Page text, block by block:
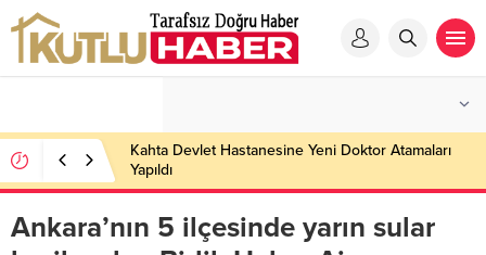
Kahta Devlet Hastanesine Yeni Doktor Atamaları
Yapıldı
Ankara’nın 5 ilçesinde yarın sular